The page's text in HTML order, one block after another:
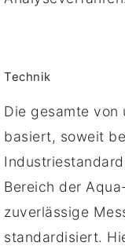
Technik
Die gesamte von
basiert, soweit
Bereich der
zuverlässige
standardisiert.